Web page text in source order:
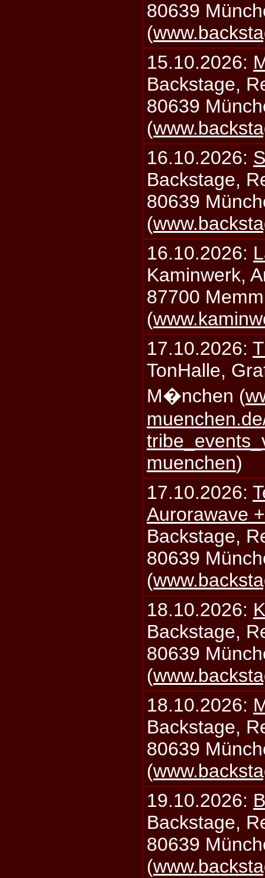
80639
(
15.10.2026:
Backstage,
80639
(
16.10.2026:
Backstage,
80639
(
16.10.2026:
Kaminwerk,
87700
(
17.10.2026:
TonHalle,
M�nchen (
muenchen)
17.10.2026:
Aurorawave
Backstage,
80639
(
18.10.2026:
Backstage,
80639
(
18.10.2026:
Backstage,
80639
(
19.10.2026:
Backstage,
80639
(